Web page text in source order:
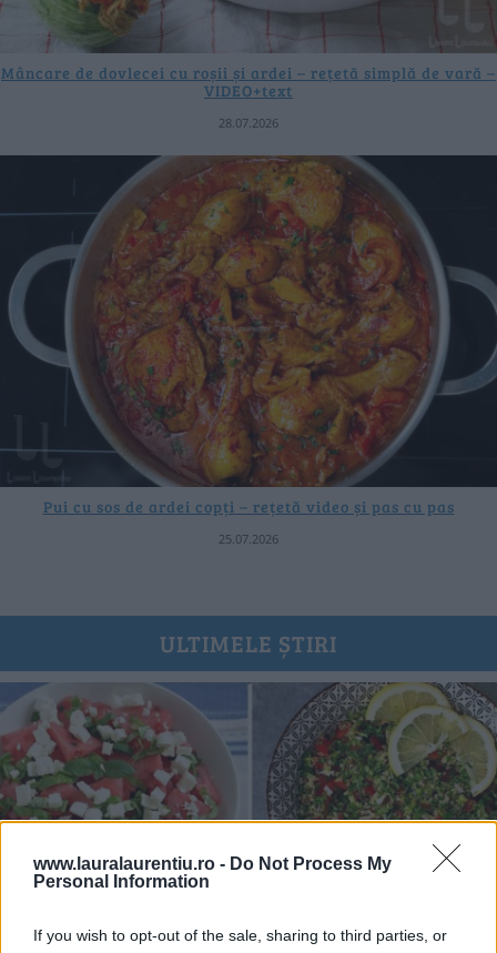
www.lauralaurentiu.ro - Do Not Process My
Personal Information
If you wish to opt-out of the sale, sharing to third parties, or
Mâncare de dovlecei cu roșii și ardei – rețetă simplă de vară –
VIDEO+text
28.07.2026
Pui cu sos de ardei copți – rețetă video și pas cu pas
25.07.2026
ULTIMELE ȘTIRI